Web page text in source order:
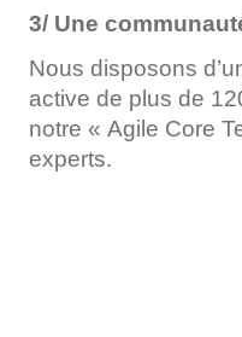
3/ Une
Nous disposons
active de plus de
notre « Agile Core
experts.​